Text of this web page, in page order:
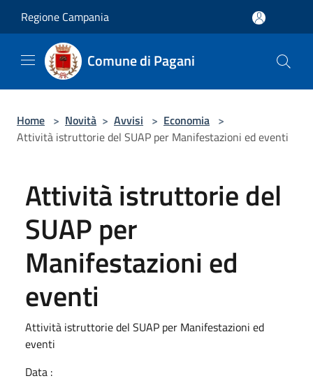
Regione Campania
Comune di Pagani
Home > Novità > Avvisi > Economia >
Attività istruttorie del SUAP per Manifestazioni ed eventi
Attività istruttorie del
SUAP per
Manifestazioni ed
eventi
Attività istruttorie del SUAP per Manifestazioni ed
eventi
Data :